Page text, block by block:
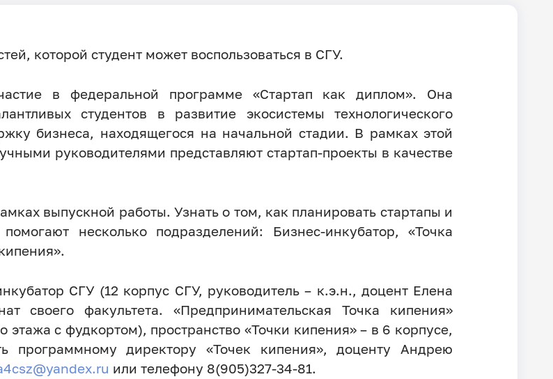
которой студент может воспользоваться в СГУ.
в федеральной программе «Стартап как диплом». Она
студентов в развитие экосистемы технологического
бизнеса, находящегося на начальной стадии. В рамках этой
руководителями представляют стартап-проекты в качестве
выпускной работы. Узнать о том, как планировать стартапы и
несколько подразделений: Бизнес-инкубатор, «Точка
СГУ (12 корпус СГУ, руководитель – к.э.н., доцент Елена
своего факультета. «Предпринимательская Точка кипения»
этажа с фудкортом), пространство «Точки кипения» – в 6 корпусе,
директору «Точек кипения», доценту Андрею
или телефону 8(905)327-34-81.